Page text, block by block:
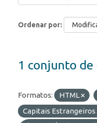
Ordenar por
1 conjunto
Formatos: HTML
Capitais Estrangeiros